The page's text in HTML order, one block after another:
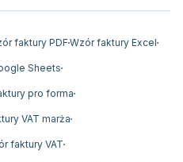
faktury PDFWzór faktury Excel
Sheets
pro forma
VAT marża
faktury VAT